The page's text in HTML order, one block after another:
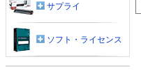
サプライ
ソフト・ライセンス